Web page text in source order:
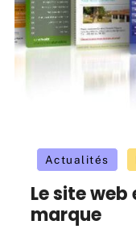
Actualités
Le site
marque